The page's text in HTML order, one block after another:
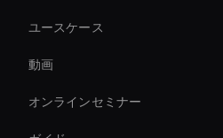
ユースケース
動画
オンラインセミナー